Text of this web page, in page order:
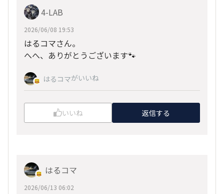
4-LAB
2026/06/08 19:53
はるコマさん。
へへ、ありがとうございます🐾
はるコマがいいね
いいね 返信する
はるコマ
2026/06/13 06:02